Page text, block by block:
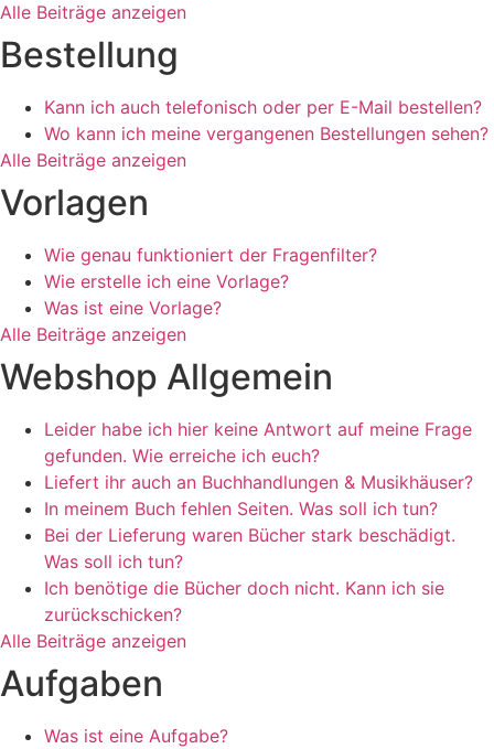
Alle Beiträge anzeigen
Bestellung
Kann ich auch telefonisch oder per E-Mail bestellen?
Wo kann ich meine vergangenen Bestellungen sehen?
Alle Beiträge anzeigen
Vorlagen
Wie genau funktioniert der Fragenfilter?
Wie erstelle ich eine Vorlage?
Was ist eine Vorlage?
Alle Beiträge anzeigen
Webshop Allgemein
Leider habe ich hier keine Antwort auf meine Frage
gefunden. Wie erreiche ich euch?
Liefert ihr auch an Buchhandlungen & Musikhäuser?
In meinem Buch fehlen Seiten. Was soll ich tun?
Bei der Lieferung waren Bücher stark beschädigt.
Was soll ich tun?
Ich benötige die Bücher doch nicht. Kann ich sie
zurückschicken?
Alle Beiträge anzeigen
Aufgaben
Was ist eine Aufgabe?